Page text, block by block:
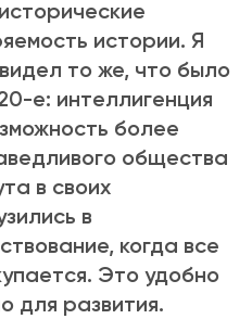
истории. Я
то же, что было
е: интеллигенция
более
общества
в своих
в
когда все
Это удобно
для развития.